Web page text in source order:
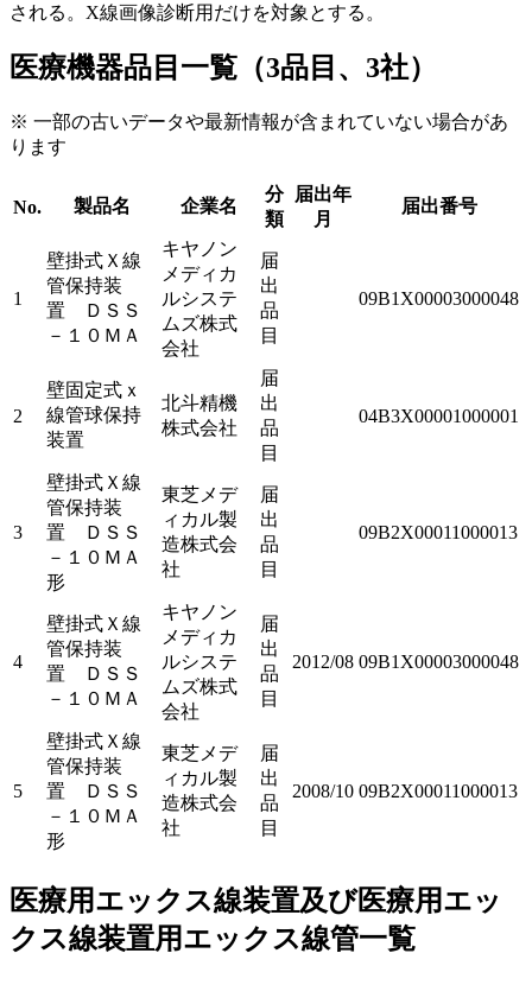
される。X線画像診断用だけを対象とする。
医療機器品目一覧（3品目、3社）
※ 一部の古いデータや最新情報が含まれていない場合があ
ります
No. 製品名 企業名
分
類
届出年
月
届出番号
1
壁掛式Ｘ線
管保持装
置 ＤＳＳ
－１０ＭＡ
キヤノン
メディカ
ルシステ
ムズ株式
会社
届
出
品
目
09B1X00003000048
2
壁固定式ｘ
線管球保持
装置
北斗精機
株式会社
届
出
品
目
04B3X00001000001
3
壁掛式Ｘ線
管保持装
置 ＤＳＳ
－１０ＭＡ
形
東芝メデ
ィカル製
造株式会
社
届
出
品
目
09B2X00011000013
4
壁掛式Ｘ線
管保持装
置 ＤＳＳ
－１０ＭＡ
キヤノン
メディカ
ルシステ
ムズ株式
会社
届
出
品
目
2012/08 09B1X00003000048
5
壁掛式Ｘ線
管保持装
置 ＤＳＳ
－１０ＭＡ
形
東芝メデ
ィカル製
造株式会
社
届
出
品
目
2008/10 09B2X00011000013
医療用エックス線装置及び医療用エッ
クス線装置用エックス線管一覧